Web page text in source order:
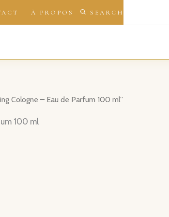
À PROPOS SEARCH
Cologne – Eau de Parfum 100 ml”
100 ml